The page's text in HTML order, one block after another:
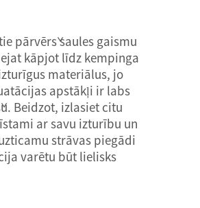
pārvērš saules gaismu
kāpjot līdz kempinga
materiālus, jo
apstākļi ir labs
Beidzot, izlasiet citu
ar savu izturību un
strāvas piegādi
varētu būt lielisks